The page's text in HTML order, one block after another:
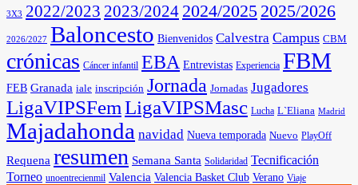
3X3 2022/2023 2023/2024 2024/2025 2025/2026
2026/2027 Baloncesto Bienvenidos Calvestra Campus CBM
crónicas Cáncer infantil EBA Entrevistas Experiencia FBM
FEB Granada iale inscripción Jornada Jornadas Jugadores
LigaVIPSFemLigaVIPSMasc Lucha L`Eliana Madrid
Majadahonda navidad Nueva temporada Nuevo PlayOff
Requena resumen Semana Santa Solidaridad Tecnificación
Torneo unoentrecienmil Valencia Valencia Basket Club Verano Viaje